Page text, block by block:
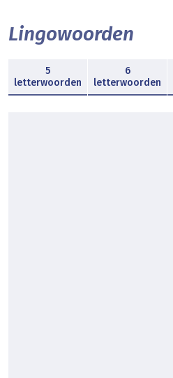
Lingowoorden
5
letterwoorden
6
letterwoorden